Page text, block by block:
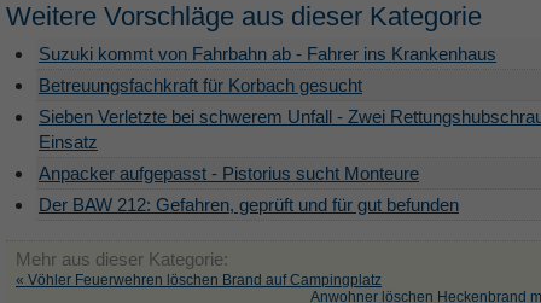
Weitere Vorschläge aus dieser Kategorie
Suzuki kommt von Fahrbahn ab - Fahrer ins Krankenhaus
Betreuungsfachkraft für Korbach gesucht
Sieben Verletzte bei schwerem Unfall - Zwei
Einsatz
Anpacker aufgepasst - Pistorius sucht Monteure
Der BAW 212: Gefahren, geprüft und für gut befunden
Mehr aus dieser Kategorie:
« Vöhler Feuerwehren löschen Brand auf Campingplatz
Anwohner löschen Heckenbrand